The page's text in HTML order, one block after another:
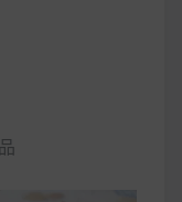
還有餅乾，